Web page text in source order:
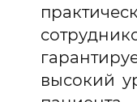
высокий